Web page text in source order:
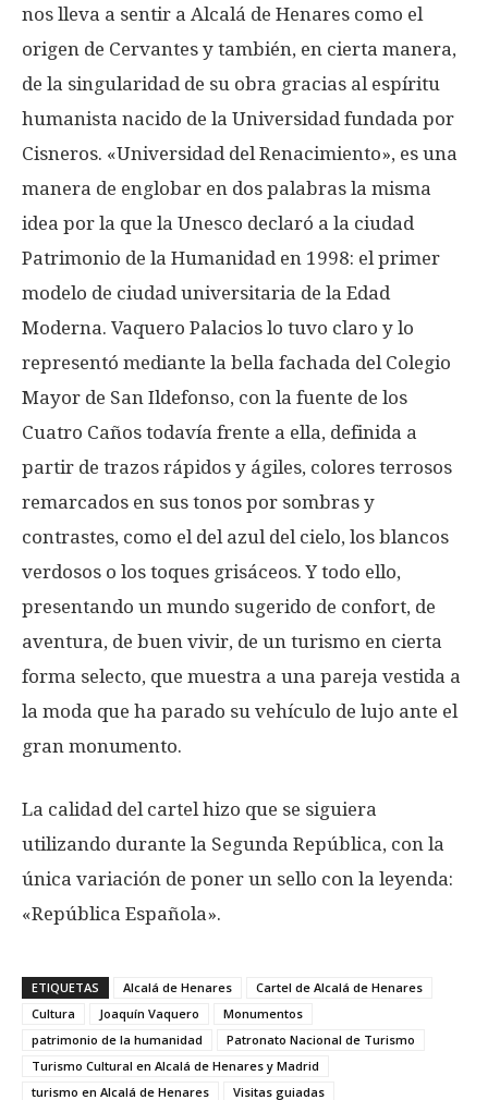
nos lleva a sentir a Alcalá de Henares como el
origen de Cervantes y también, en cierta manera,
de la singularidad de su obra gracias al espíritu
humanista nacido de la Universidad fundada por
Cisneros. «Universidad del Renacimiento», es una
manera de englobar en dos palabras la misma
idea por la que la Unesco declaró a la ciudad
Patrimonio de la Humanidad en 1998: el primer
modelo de ciudad universitaria de la Edad
Moderna. Vaquero Palacios lo tuvo claro y lo
representó mediante la bella fachada del Colegio
Mayor de San Ildefonso, con la fuente de los
Cuatro Caños todavía frente a ella, definida a
partir de trazos rápidos y ágiles, colores terrosos
remarcados en sus tonos por sombras y
contrastes, como el del azul del cielo, los blancos
verdosos o los toques grisáceos. Y todo ello,
presentando un mundo sugerido de confort, de
aventura, de buen vivir, de un turismo en cierta
forma selecto, que muestra a una pareja vestida a
la moda que ha parado su vehículo de lujo ante el
gran monumento.
La calidad del cartel hizo que se siguiera
utilizando durante la Segunda República, con la
única variación de poner un sello con la leyenda:
«República Española».
ETIQUETAS Alcalá de Henares
Cartel de Alcalá de Henares
Cultura
Joaquín Vaquero
Monumentos
patrimonio de la humanidad
Patronato Nacional de Turismo
Turismo Cultural en Alcalá de Henares y Madrid
turismo en Alcalá de Henares
Visitas guiadas